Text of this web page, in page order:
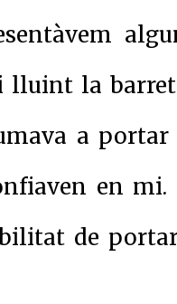
lluint la
a
en
de